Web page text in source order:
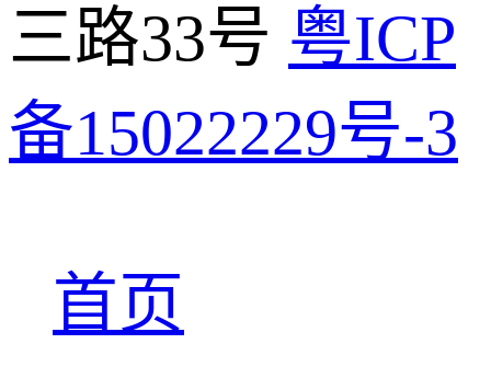
三路33号 粤ICP
备15022229号-3
首页